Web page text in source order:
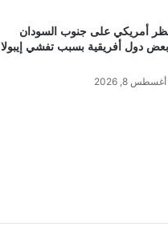
أمريكي على جنوب السودان
دول أفريقية بسبب تفشي إيبولا
أغسطس 8, 2026